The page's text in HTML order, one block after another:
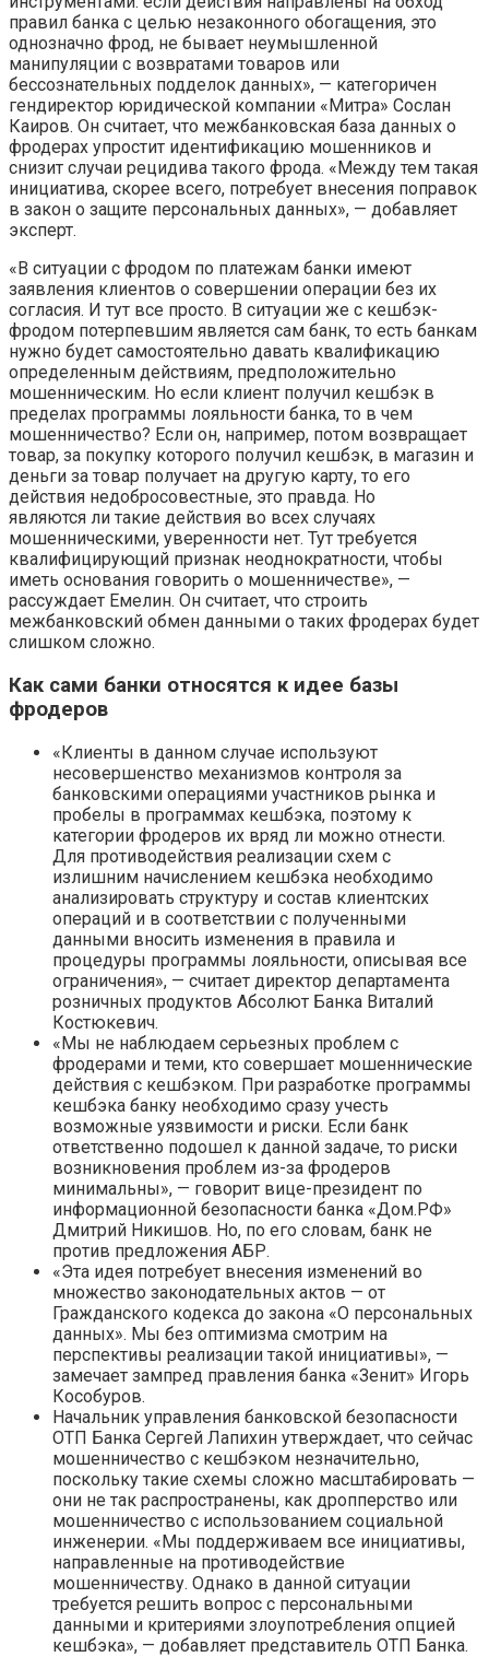
правил банка с целью незаконного обогащения, это
однозначно фрод, не бывает неумышленной
манипуляции с возвратами товаров или
бессознательных подделок данных», — категоричен
гендиректор юридической компании «Митра» Сослан
Каиров. Он считает, что межбанковская база данных о
фродерах упростит идентификацию мошенников и
снизит случаи рецидива такого фрода. «Между тем такая
инициатива, скорее всего, потребует внесения поправок
в закон о защите персональных данных», — добавляет
эксперт.
«В ситуации с фродом по платежам банки имеют
заявления клиентов о совершении операции без их
согласия. И тут все просто. В ситуации же с кешбэк-
фродом потерпевшим является сам банк, то есть банкам
нужно будет самостоятельно давать квалификацию
определенным действиям, предположительно
мошенническим. Но если клиент получил кешбэк в
пределах программы лояльности банка, то в чем
мошенничество? Если он, например, потом возвращает
товар, за покупку которого получил кешбэк, в магазин и
деньги за товар получает на другую карту, то его
действия недобросовестные, это правда. Но
являются ли такие действия во всех случаях
мошенническими, уверенности нет. Тут требуется
квалифицирующий признак неоднократности, чтобы
иметь основания говорить о мошенничестве», —
рассуждает Емелин. Он считает, что строить
межбанковский обмен данными о таких фродерах будет
слишком сложно.
Как сами банки относятся к идее базы
фродеров
«Клиенты в данном случае используют
несовершенство механизмов контроля за
банковскими операциями участников рынка и
пробелы в программах кешбэка, поэтому к
категории фродеров их вряд ли можно отнести.
Для противодействия реализации схем с
излишним начислением кешбэка необходимо
анализировать структуру и состав клиентских
операций и в соответствии с полученными
данными вносить изменения в правила и
процедуры программы лояльности, описывая все
ограничения», — считает директор департамента
розничных продуктов Абсолют Банка Виталий
Костюкевич.
«Мы не наблюдаем серьезных проблем с
фродерами и теми, кто совершает мошеннические
действия с кешбэком. При разработке программы
кешбэка банку необходимо сразу учесть
возможные уязвимости и риски. Если банк
ответственно подошел к данной задаче, то риски
возникновения проблем из-за фродеров
минимальны», — говорит вице-президент по
информационной безопасности банка «Дом.РФ»
Дмитрий Никишов. Но, по его словам, банк не
против предложения АБР.
«Эта идея потребует внесения изменений во
множество законодательных актов — от
Гражданского кодекса до закона «О персональных
данных». Мы без оптимизма смотрим на
перспективы реализации такой инициативы», —
замечает зампред правления банка «Зенит» Игорь
Кособуров.
Начальник управления банковской безопасности
ОТП Банка Сергей Лапихин утверждает, что сейчас
мошенничество с кешбэком незначительно,
поскольку такие схемы сложно масштабировать —
они не так распространены, как дропперство или
мошенничество с использованием социальной
инженерии. «Мы поддерживаем все инициативы,
направленные на противодействие
мошенничеству. Однако в данной ситуации
требуется решить вопрос с персональными
данными и критериями злоупотребления опцией
кешбэка», — добавляет представитель ОТП Банка.